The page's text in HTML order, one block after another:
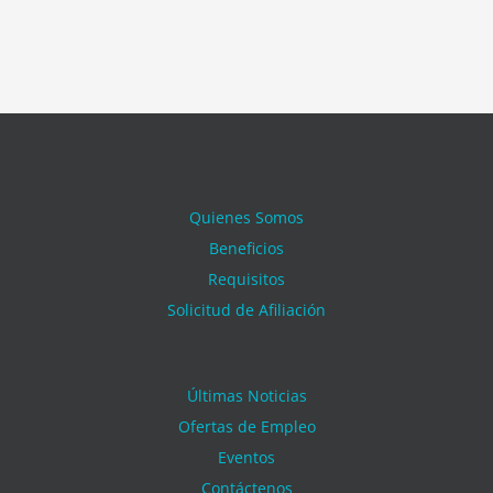
Quienes Somos
Beneficios
Requisitos
Solicitud de Afiliación
Últimas Noticias
Ofertas de Empleo
Eventos
Contáctenos